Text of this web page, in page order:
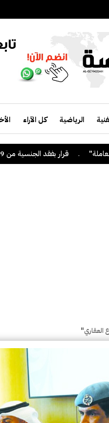
الرياضية كل الآراء
. قرار بفقد الجنسية من 9 أشخاص
العقاري"